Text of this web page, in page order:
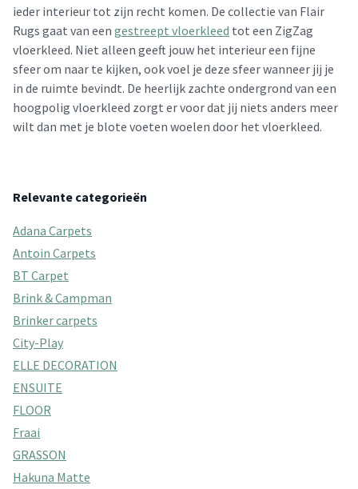
ieder interieur tot zijn recht komen. De collectie van Flair
Rugs gaat van een gestreept vloerkleed tot een ZigZag
vloerkleed. Niet alleen geeft jouw het interieur een fijne
sfeer om naar te kijken, ook voel je deze sfeer wanneer jij je
in de ruimte bevindt. De heerlijk zachte ondergrond van een
hoogpolig vloerkleed zorgt er voor dat jij niets anders meer
wilt dan met je blote voeten woelen door het vloerkleed.
Relevante categorieën
Adana Carpets
Antoin Carpets
BT Carpet
Brink & Campman
Brinker carpets
City-Play
ELLE DECORATION
ENSUITE
FLOOR
Fraai
GRASSON
Hakuna Matte